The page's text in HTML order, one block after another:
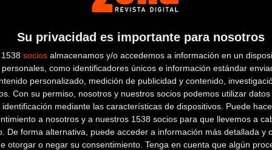
Su privacidad es importante para nosotros
socios almacenamos y/o accedemos a información en un
como identificadores únicos e información estándar
personalizado, medición de publicidad y contenido,
Con su permiso, nosotros y nuestros socios podemos utilizar
mediante las características de dispositivos. Puede
a nosotros y a nuestros 1538 socios para que llevemos a
De forma alternativa, puede acceder a información más detallada y
otorgar o negar su consentimiento. Tenga en cuenta que algún
con solo 20 años pudo acabar todo un Giro de Italia tras
corta edad. Marta y Marga tienen buenos resultados en
afrontará su tercera temporada a nivel UCI y la
para competir en los Campeonatos de Europa. Dacal
temporada en el Farto y tercera en división